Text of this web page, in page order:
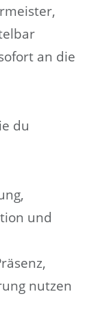
an die
du
und
nutzen